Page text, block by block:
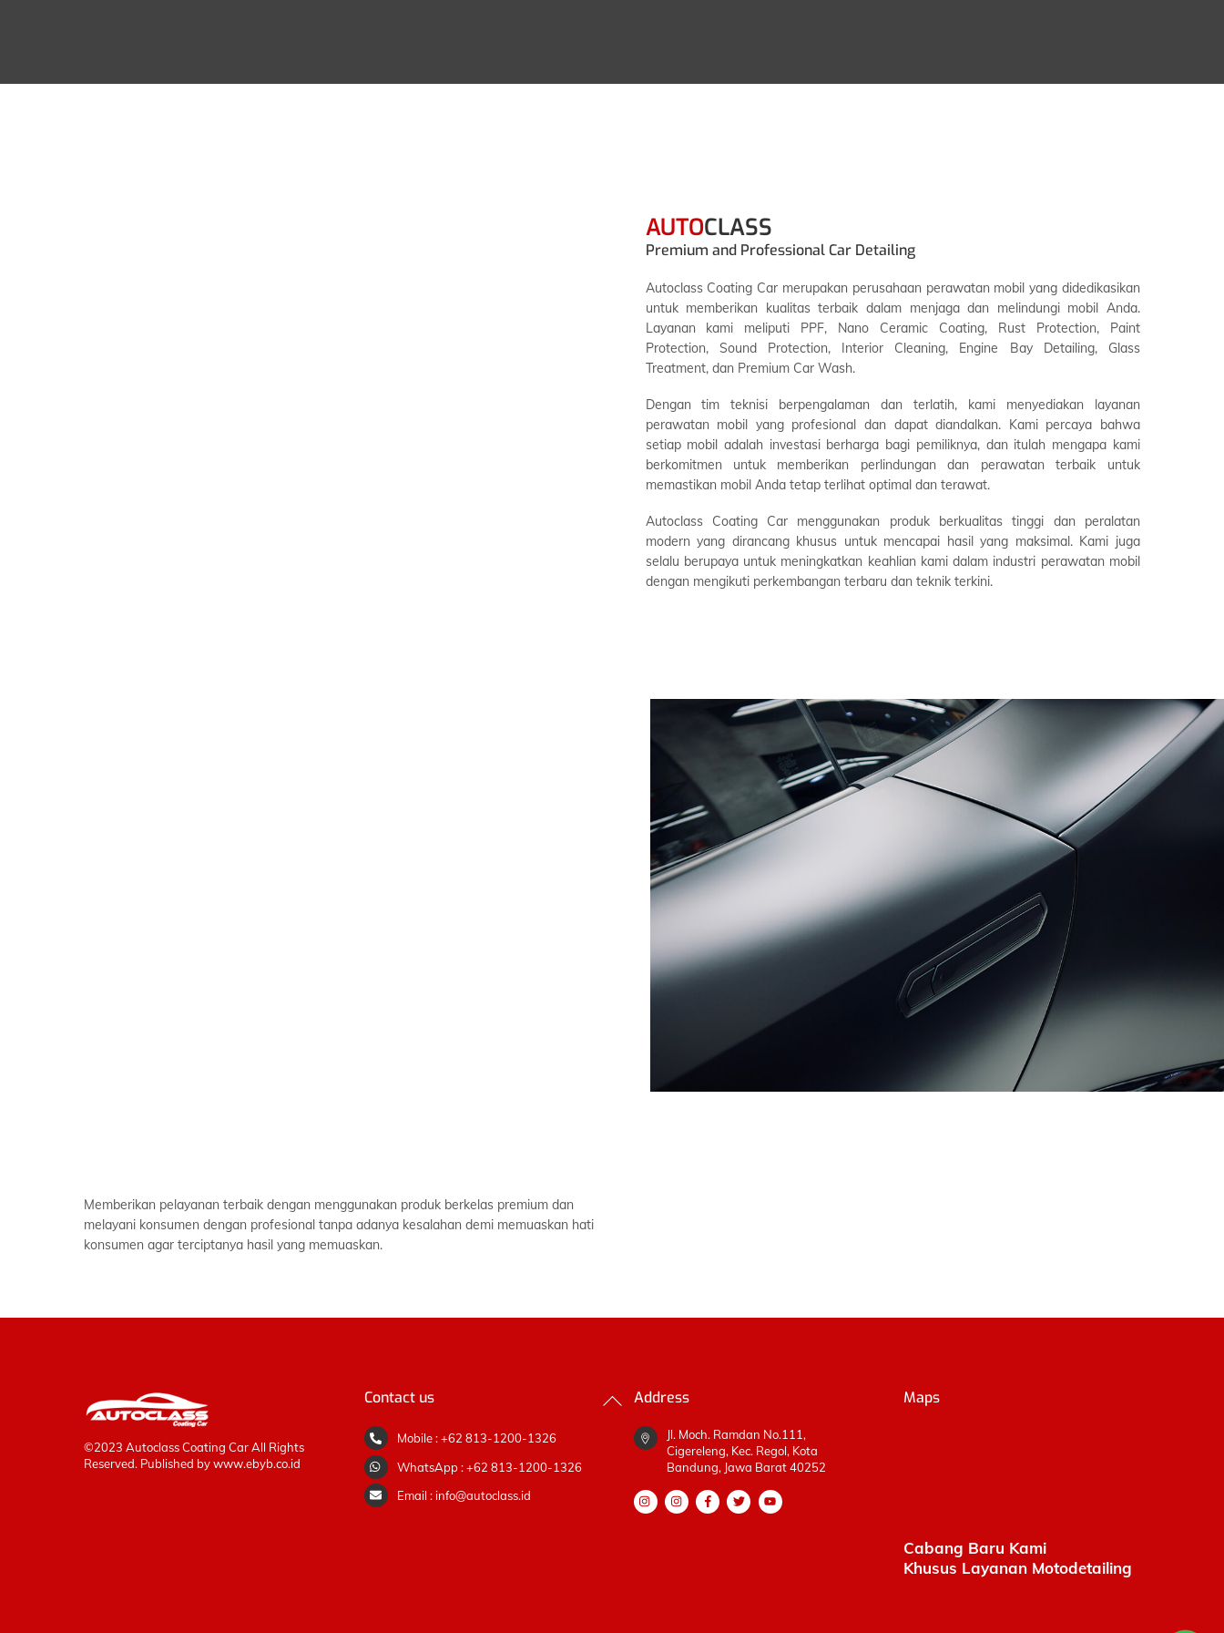
AUTOCLASS
Premium and Professional Car Detailing
Autoclass Coating Car merupakan perusahaan perawatan mobil yang didedikasikan
untuk memberikan kualitas terbaik dalam menjaga dan melindungi mobil Anda.
Layanan kami meliputi PPF, Nano Ceramic Coating, Rust Protection, Paint
Protection, Sound Protection, Interior Cleaning, Engine Bay Detailing, Glass
Treatment, dan Premium Car Wash.
Dengan tim teknisi berpengalaman dan terlatih, kami menyediakan layanan
perawatan mobil yang profesional dan dapat diandalkan. Kami percaya bahwa
setiap mobil adalah investasi berharga bagi pemiliknya, dan itulah mengapa kami
berkomitmen untuk memberikan perlindungan dan perawatan terbaik untuk
memastikan mobil Anda tetap terlihat optimal dan terawat.
Autoclass Coating Car menggunakan produk berkualitas tinggi dan peralatan
modern yang dirancang khusus untuk mencapai hasil yang maksimal. Kami juga
selalu berupaya untuk meningkatkan keahlian kami dalam industri perawatan mobil
dengan mengikuti perkembangan terbaru dan teknik terkini.
Memberikan pelayanan terbaik dengan menggunakan produk berkelas premium dan
melayani konsumen dengan profesional tanpa adanya kesalahan demi memuaskan hati
konsumen agar terciptanya hasil yang memuaskan.
Back
To
©2023 Autoclass Coating Car All Rights
Reserved. Published bywww.ebyb.co.id
Contact us
Mobile : +62 813-1200-1326
WhatsApp : +62 813-1200-1326
Email : info@autoclass.id
Address
Jl. Moch. Ramdan No.111,
Cigereleng, Kec. Regol, Kota
Bandung, Jawa Barat 40252
Maps
Cabang Baru Kami
Khusus Layanan Motodetailing